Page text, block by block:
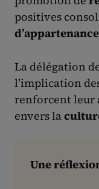
positives
d’appartenance
La délégation
l’implication
renforcent leur
envers la
Une